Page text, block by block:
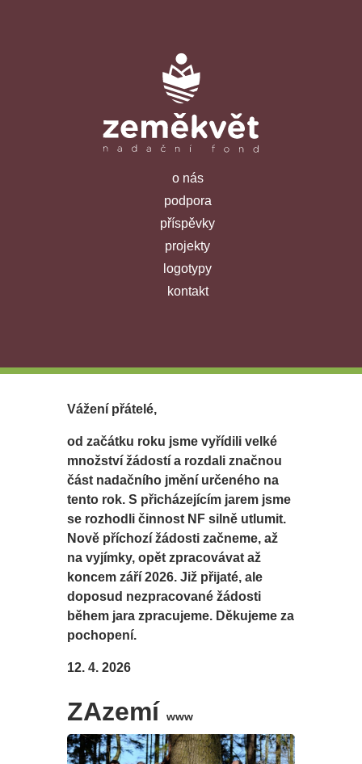
o nás
podpora
příspěvky
projekty
logotypy
kontakt
Vážení přátelé,
od začátku roku jsme vyřídili velké
množství žádostí a rozdali značnou
část nadačního jmění určeného na
tento rok. S přicházejícím jarem jsme
se rozhodli činnost NF silně utlumit.
Nově příchozí žádosti začneme, až
na vyjímky, opět zpracovávat až
koncem září 2026. Již přijaté, ale
doposud nezpracované žádosti
během jara zpracujeme. Děkujeme za
pochopení.
12. 4. 2026
ZAzemíwww